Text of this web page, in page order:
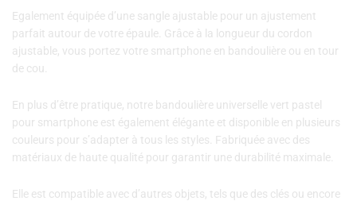
Egalement équipée d’une sangle ajustable pour un ajustement
parfait autour de votre épaule. Grâce à la longueur du cordon
ajustable, vous portez votre smartphone en bandoulière ou en tour
de cou.
En plus d’être pratique, notre bandoulière universelle vert pastel
pour smartphone est également élégante et disponible en plusieurs
couleurs pour s’adapter à tous les styles. Fabriquée avec des
matériaux de haute qualité pour garantir une durabilité maximale.
Elle est compatible avec d’autres objets, tels que des clés ou encore